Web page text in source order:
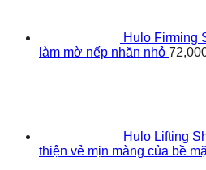
Hulo Firming
làm mờ nếp nhăn nhỏ
Hulo Lifting
thiện vẻ mịn màng của bề